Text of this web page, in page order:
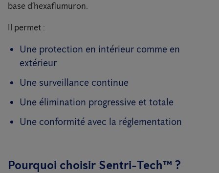
base d’hexaflumuron.
Il permet :
Une protection en intérieur comme en
extérieur
Une surveillance continue
Une élimination progressive et totale
Une conformité avec la réglementation
Pourquoi choisir Sentri-Tech™ ?